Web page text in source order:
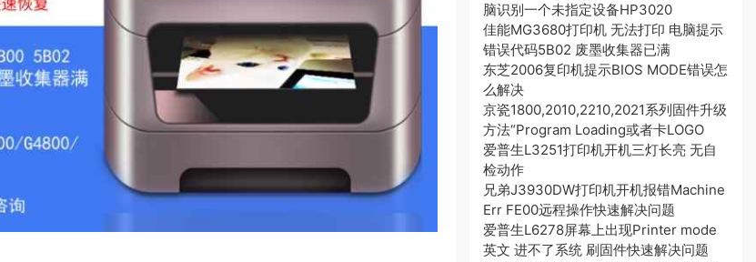
脑识别一个未指定设备HP3020
佳能MG3680打印机 无法打印 电脑提示
错误代码5B02 废墨收集器已满
东芝2006复印机提示BIOS MODE错误怎
么解决
京瓷1800,2010,2210,2021系列固件升级
方法“Program Loading或者卡LOGO
爱普生L3251打印机开机三灯长亮 无自
检动作
兄弟J3930DW打印机开机报错Machine
Err FE00远程操作快速解决问题
爱普生L6278屏幕上出现Printer mode
英文 进不了系统 刷固件快速解决问题